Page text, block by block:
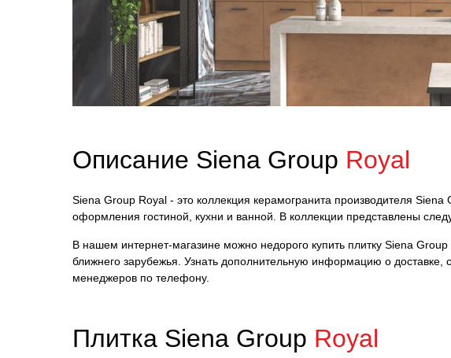
Описание Siena Group Royal
Siena Group Royal - это коллекция керамогранита производителя
оформления гостиной, кухни и ванной. В коллекции представлены
В нашем интернет-магазине можно недорого купить плитку Siena
ближнего зарубежья. Узнать дополнительную информацию о доставке,
менеджеров по телефону.
Плитка Siena Group Royal